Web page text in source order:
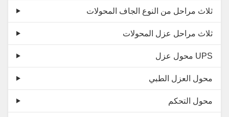
ثلاث مراحل من النوع الجاف المحولات
ثلاث مراحل عزل المحولات
محول عزل UPS
محول العزل الطبي
محول التحكم